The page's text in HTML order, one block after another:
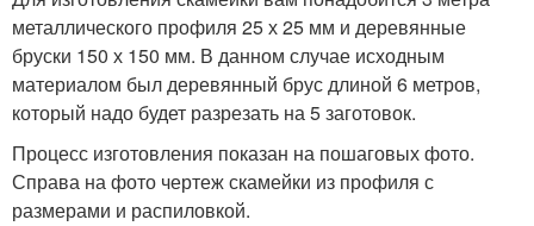
металлического профиля 25 х 25 мм и деревянные
бруски 150 х 150 мм. В данном случае исходным
материалом был деревянный брус длиной 6 метров,
который надо будет разрезать на 5 заготовок.
Процесс изготовления показан на пошаговых фото.
Справа на фото чертеж скамейки из профиля с
размерами и распиловкой.